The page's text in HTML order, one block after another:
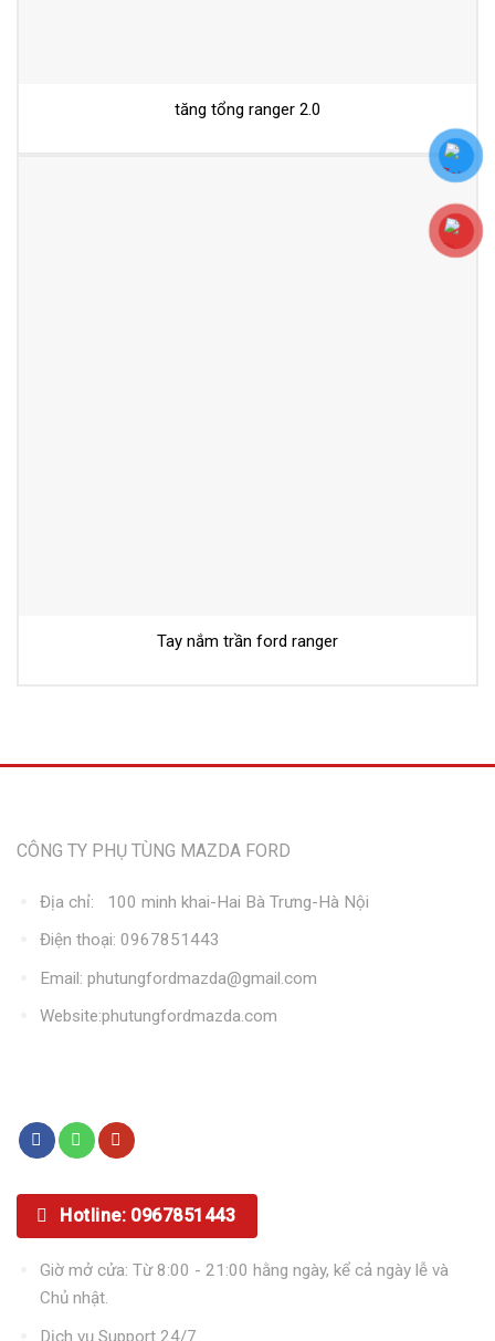
tăng tổng ranger 2.0
Tay nắm trần ford ranger
CÔNG TY PHỤ TÙNG MAZDA FORD
Địa chỉ: 100 minh khai-Hai Bà Trưng-Hà Nội
Điện thoại: 0967851443
Email: phutungfordmazda@gmail.com
Website:phutungfordmazda.com
Hotline: 0967851443
Giờ mở cửa: Từ 8:00 - 21:00 hằng ngày, kể cả ngày lễ và
Chủ nhật.
Dịch vụ Support 24/7